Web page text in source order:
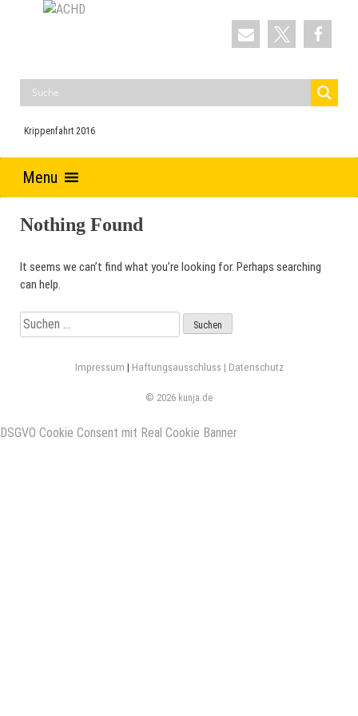
Krippenfahrt 2016
Menu
Nothing Found
It seems we can’t find what you’re looking for. Perhaps searching
can help.
Suchen
nach:
Impressum | Haftungsausschluss | Datenschutz
© 2026 kunja.de
DSGVO Cookie Consent mit Real Cookie Banner